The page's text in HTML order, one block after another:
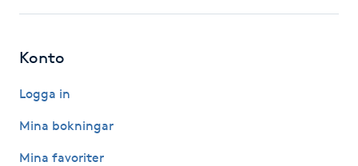
Klippning & Slingor
Klippning ungdom
Konto
Logga in
Mina bokningar
Mina favoriter